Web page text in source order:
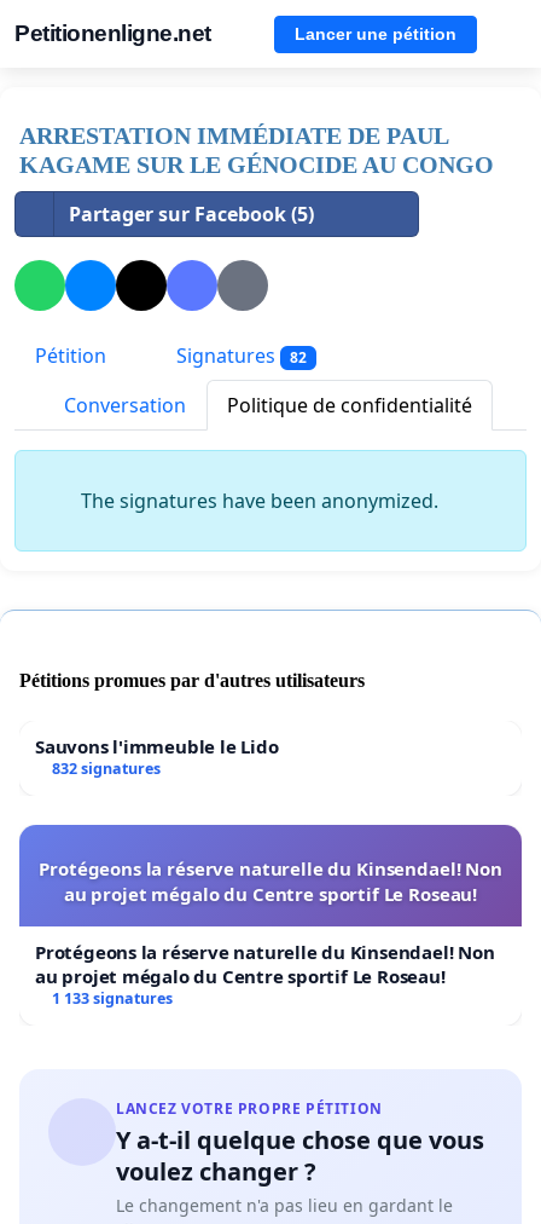
Petitionenligne.net Lancer une pétition
ARRESTATION IMMÉDIATE DE PAUL
KAGAME SUR LE GÉNOCIDE AU CONGO
Partager sur Facebook (5)
Pétition Signatures 82
Conversation Politique de confidentialité
The signatures have been anonymized.
Pétitions promues par d'autres utilisateurs
Sauvons l'immeuble le Lido
832 signatures
Protégeons la réserve naturelle du Kinsendael! Non
au projet mégalo du Centre sportif Le Roseau!
Protégeons la réserve naturelle du Kinsendael! Non
au projet mégalo du Centre sportif Le Roseau!
1 133 signatures
LANCEZ VOTRE PROPRE PÉTITION
Y a-t-il quelque chose que vous
voulez changer ?
Le changement n'a pas lieu en gardant le